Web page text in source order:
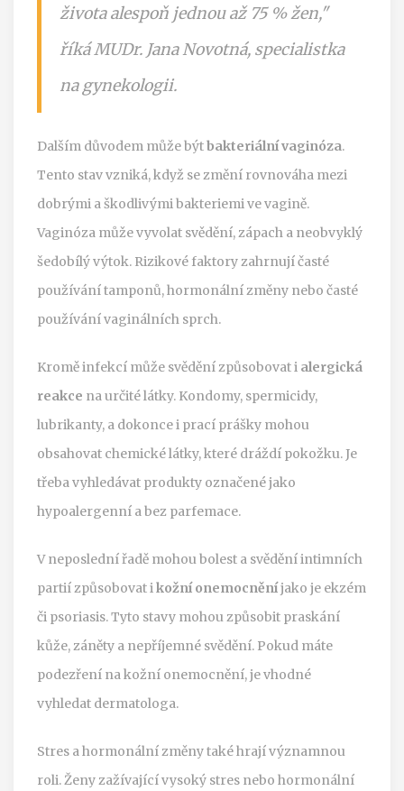
života alespoň jednou až 75 % žen,"
říká MUDr. Jana Novotná, specialistka
na gynekologii.
Dalším důvodem může býtbakteriální vaginóza.
Tento stav vzniká, když se změní rovnováha mezi
dobrými a škodlivými bakteriemi ve vagině.
Vaginóza může vyvolat svědění, zápach a neobvyklý
šedobílý výtok. Rizikové faktory zahrnují časté
používání tamponů, hormonální změny nebo časté
používání vaginálních sprch.
Kromě infekcí může svědění způsobovat i alergická
reakce na určité látky. Kondomy, spermicidy,
lubrikanty, a dokonce i prací prášky mohou
obsahovat chemické látky, které dráždí pokožku. Je
třeba vyhledávat produkty označené jako
hypoalergenní a bez parfemace.
V neposlední řadě mohou bolest a svědění intimních
partií způsobovat ikožní onemocněníjako je ekzém
či psoriasis. Tyto stavy mohou způsobit praskání
kůže, záněty a nepříjemné svědění. Pokud máte
podezření na kožní onemocnění, je vhodné
vyhledat dermatologa.
Stres a hormonální změny také hrají významnou
roli. Ženy zažívající vysoký stres nebo hormonální